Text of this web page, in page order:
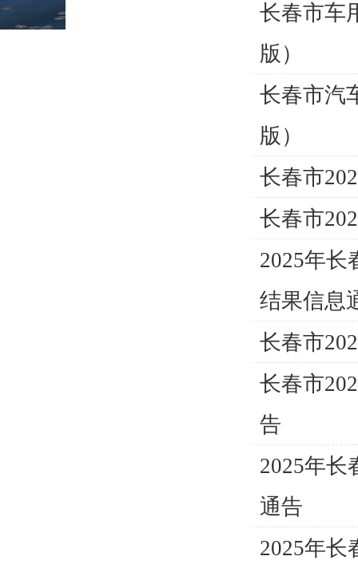
长春市车
版）
长春市汽
版）
长春市
长春市
2025年长
结果信息
长春市
长春市
告
2025年长
通告
2025年长